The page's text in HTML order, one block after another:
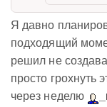
Я давно
подходящий
решил не
просто грохнуть
через неделю